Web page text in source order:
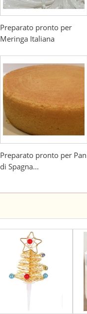
Preparato pronto per
Meringa Italiana
Preparato pronto per Pan
di Spagna...